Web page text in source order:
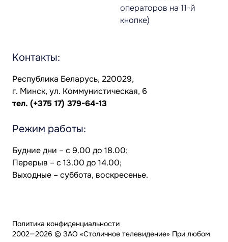
операторов на 11-й
кнопке)
Контакты:
Республика Беларусь, 220029,
г. Минск, ул. Коммунистическая, 6
тел. (+375 17) 379-64-13
Режим работы:
Будние дни – с 9.00 до 18.00;
Перерыв – с 13.00 до 14.00;
Выходные – суббота, воскресенье.
2002—2026 © ЗАО «Столичное телевидение» При любом
Политика конфиденциальности